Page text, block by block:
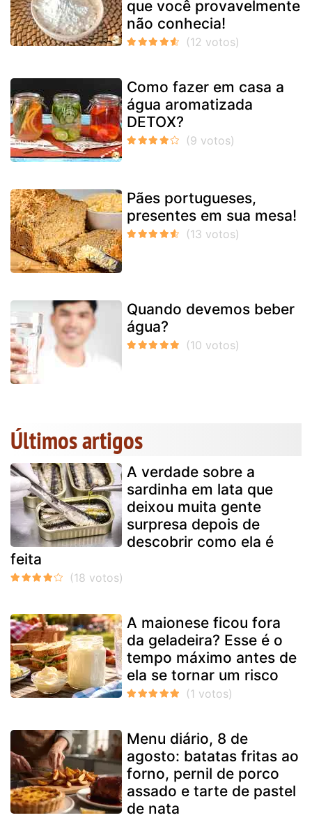
que você provavelmente
não conhecia!
Como fazer em casa a
água aromatizada
DETOX?
Pães portugueses,
presentes em sua mesa!
Quando devemos beber
água?
Últimos artigos
A verdade sobre a
sardinha em lata que
deixou muita gente
surpresa depois de
descobrir como ela é
feita
A maionese ficou fora
da geladeira? Esse é o
tempo máximo antes de
ela se tornar um risco
Menu diário, 8 de
agosto: batatas fritas ao
forno, pernil de porco
assado e tarte de pastel
de nata